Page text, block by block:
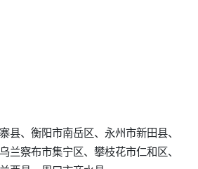
县、衡阳市南岳区、永州市新田县、
兰察布市集宁区、攀枝花市仁和区、